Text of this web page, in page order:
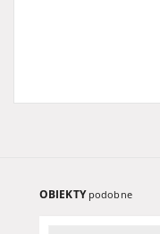
OBIEKTY podobne